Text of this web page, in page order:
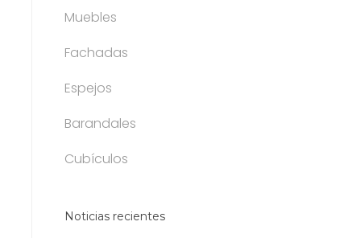
Muebles
Fachadas
Espejos
Barandales
Cubículos
Noticias recientes